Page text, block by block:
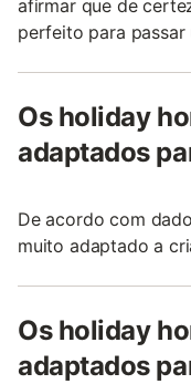
afirmar que de
perfeito para passar
Os holiday
adaptados
De acordo com
muito adaptado a
Os holiday
adaptados